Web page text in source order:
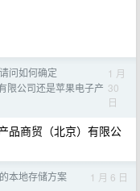
问如何确定
限公司还是苹果电子产
1 月
30
日
品商贸（北京）有限公
本地存储方案 1 月 6 日